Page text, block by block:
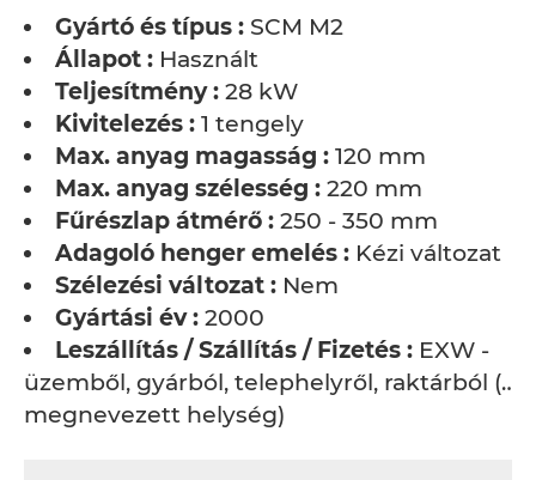
Gyártó és típus : SCM M2
Állapot : Használt
Teljesítmény : 28 kW
Kivitelezés : 1 tengely
Max. anyag magasság : 120 mm
Max. anyag szélesség : 220 mm
Fűrészlap átmérő : 250 - 350 mm
Adagoló henger emelés : Kézi változat
Szélezési változat : Nem
Gyártási év : 2000
Leszállítás / Szállítás / Fizetés : EXW -
üzemből, gyárból, telephelyről, raktárból (…
megnevezett helység)